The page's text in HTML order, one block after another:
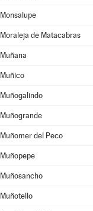
Monsalupe
Moraleja de Matacabras
Muñana
Muñico
Muñogalindo
Muñogrande
Muñomer del Peco
Muñopepe
Muñosancho
Muñotello